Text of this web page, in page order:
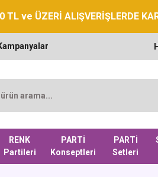
TL ve ÜZERİ ALIŞVERİŞLERDE
RENK
Partileri
PARTİ
Konseptleri
PARTİ
Setleri